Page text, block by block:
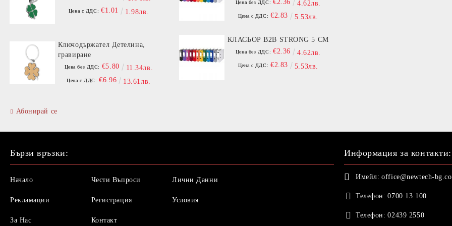
Цена с ДДС: €1.01 1.98лв.
Ключодържател Детелина,
гравиране
Цена без ДДС: €5.80 11.34лв.
Цена с ДДС: €6.96 13.61лв.
Абонирай се
Цена без ДДС: €2.36 4.62лв.
Цена с ДДС: €2.83 5.53лв.
КЛАСЬОР B2B STRONG 5 СМ
Цена без ДДС: €2.36 4.62лв.
Цена с ДДС: €2.83 5.53лв.
Бързи връзки:
Начало
Рекламации
За Нас
Чести Въпроси
Регистрация
Контакт
Лични Данни
Условия
Информация за контакти:
Имейл: office@newtech-
Телефон: 0700 13 100
Телефон: 02439 2550